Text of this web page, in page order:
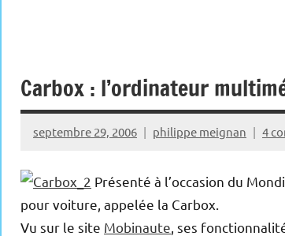
Carbox : l’ordinateur
septembre 29, 2006 philippe meignan 4
Présenté à l’occasion du
pour voiture, appelée la Carbox.
Vu sur le site Mobinaute , ses